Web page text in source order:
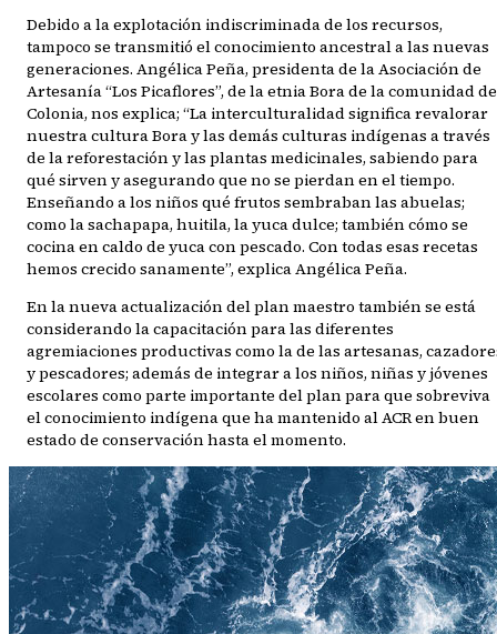
Debido a la explotación indiscriminada de los recursos,
tampoco se transmitió el conocimiento ancestral a las nuevas
generaciones. Angélica Peña, presidenta de la Asociación de
Artesanía “Los Picaflores”, de la etnia Bora de la comunidad de
Colonia, nos explica; “La interculturalidad significa revalorar
nuestra cultura Bora y las demás culturas indígenas a través
de la reforestación y las plantas medicinales, sabiendo para
qué sirven y asegurando que no se pierdan en el tiempo.
Enseñando a los niños qué frutos sembraban las abuelas;
como la sachapapa, huitila, la yuca dulce; también cómo se
cocina en caldo de yuca con pescado. Con todas esas recetas
hemos crecido sanamente”, explica Angélica Peña.
En la nueva actualización del plan maestro también se está
considerando la capacitación para las diferentes
agremiaciones productivas como la de las artesanas,
y pescadores; además de integrar a los niños, niñas y jóvenes
escolares como parte importante del plan para que sobreviva
el conocimiento indígena que ha mantenido al ACR en buen
estado de conservación hasta el momento.